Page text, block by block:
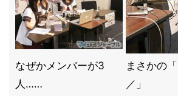
なぜかメンバーが3
人……
まさかの
／」